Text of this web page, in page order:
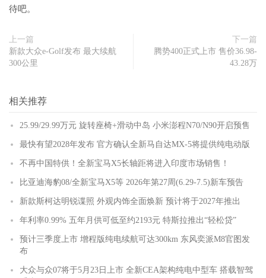
待吧。
上一篇
新款大众e-Golf发布 最大续航
300公里
下一篇
腾势400正式上市 售价36.98-
43.28万
相关推荐
25.99/29.99万元 旋转座椅+滑动中岛 小米澎程N70/N90开启预售
最快有望2028年发布 官方确认全新马自达MX-5将提供纯电动版
不再中国特供！全新宝马X5长轴距将进入印度市场销售！
比亚迪海豹08/全新宝马X5等 2026年第27周(6.29-7.5)新车预告
新款斯柯达明锐谍照 外观内饰全面焕新 预计将于2027年推出
年利率0.99% 五年月供可低至约2193元 特斯拉推出“轻松贷”
预计三季度上市 增程版纯电续航可达300km 东风奕派M8官图发
布
大众与众07将于5月23日上市 全新CEA架构纯电中型车 搭载智驾